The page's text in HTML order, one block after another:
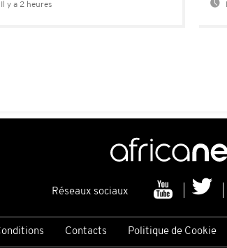
Il y a 2 heures
Réseaux sociaux
Contacts Politique de Cookie